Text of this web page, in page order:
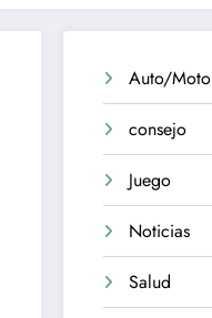
Auto/Moto
consejo
Juego
Noticias
Salud